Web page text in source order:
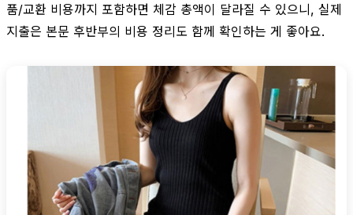
품/교환 비용까지 포함하면 체감 총액이 달라질 수 있으니, 실제
지출은 본문 후반부의 비용 정리도 함께 확인하는 게 좋아요.